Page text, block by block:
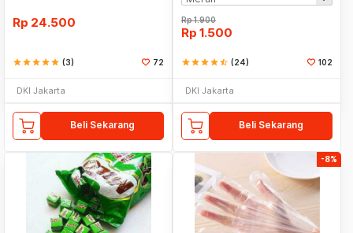
Rp 24.500
starstarstarstarstar (3) 72
DKI Jakarta
Beli Sekarang
Rp1.900
Rp 1.500
starstarstarstarstar_half (24) 102
DKI Jakarta
Beli Sekarang
-8%